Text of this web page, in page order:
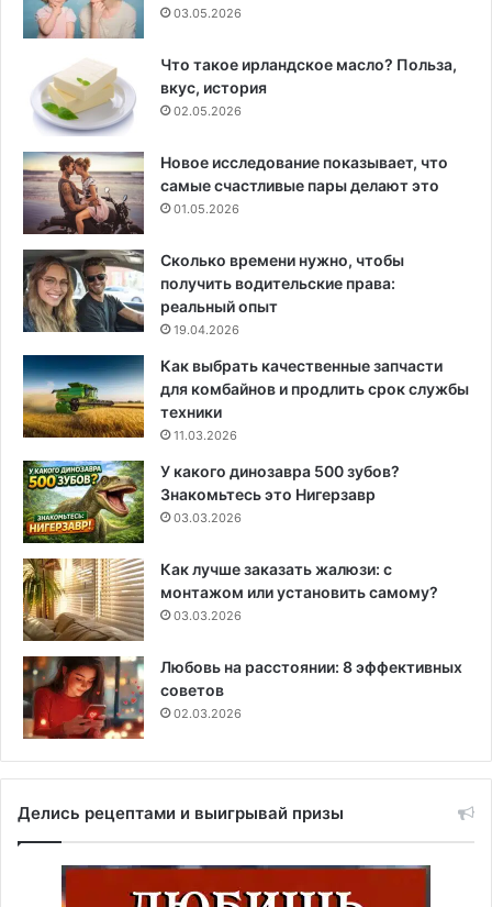
03.05.2026
Что такое ирландское масло? Польза,
вкус, история
02.05.2026
Новое исследование показывает, что
самые счастливые пары делают это
01.05.2026
Сколько времени нужно, чтобы
получить водительские права:
реальный опыт
19.04.2026
Как выбрать качественные запчасти
для комбайнов и продлить срок службы
техники
11.03.2026
У какого динозавра 500 зубов?
Знакомьтесь это Нигерзавр
03.03.2026
Как лучше заказать жалюзи: с
монтажом или установить самому?
03.03.2026
Любовь на расстоянии: 8 эффективных
советов
02.03.2026
Делись рецептами и выигрывай призы